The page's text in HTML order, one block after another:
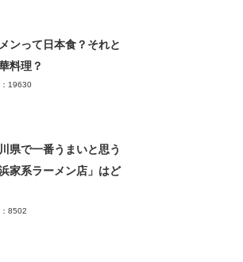
ンって日本食？それと
料理？
：19630
県で一番うまいと思う
浜家系ラーメン店」はど
8502